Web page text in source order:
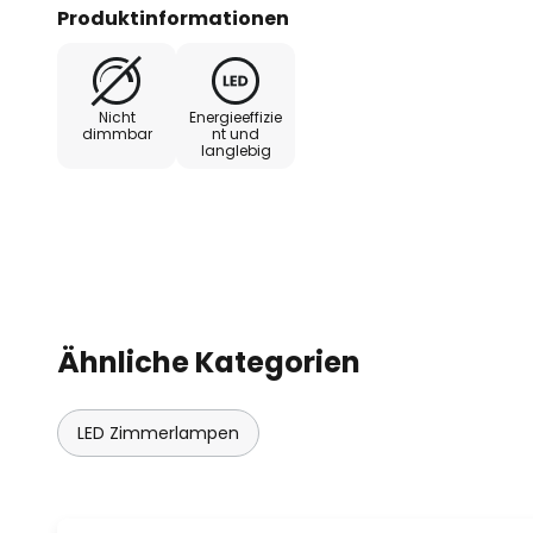
Bildschirmarbeitsplätzen
Lichtoutputs kann die
Steuerung eingebunden werden.
Produktinformationen
Nicht
dimmbar
Energieeffizie
nt und
langlebig
Ähnliche Kategorien
LED Zimmerlampen